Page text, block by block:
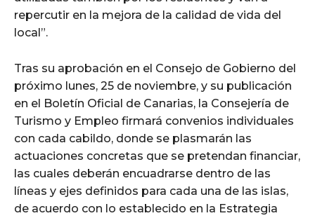
repercutir en la mejora de la calidad de vida del
local”.
Tras su aprobación en el Consejo de Gobierno del
próximo lunes, 25 de noviembre, y su publicación
en el Boletín Oficial de Canarias, la Consejería de
Turismo y Empleo firmará convenios individuales
con cada cabildo, donde se plasmarán las
actuaciones concretas que se pretendan financiar,
las cuales deberán encuadrarse dentro de las
líneas y ejes definidos para cada una de las islas,
de acuerdo con lo establecido en la Estrategia